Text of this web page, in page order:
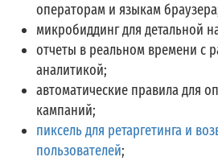
операторам и языкам
микробиддинг для детальной
отчеты в реальном времени с
аналитикой;
автоматические правила для
кампаний;
пиксель для ретаргетинга и
пользователей;